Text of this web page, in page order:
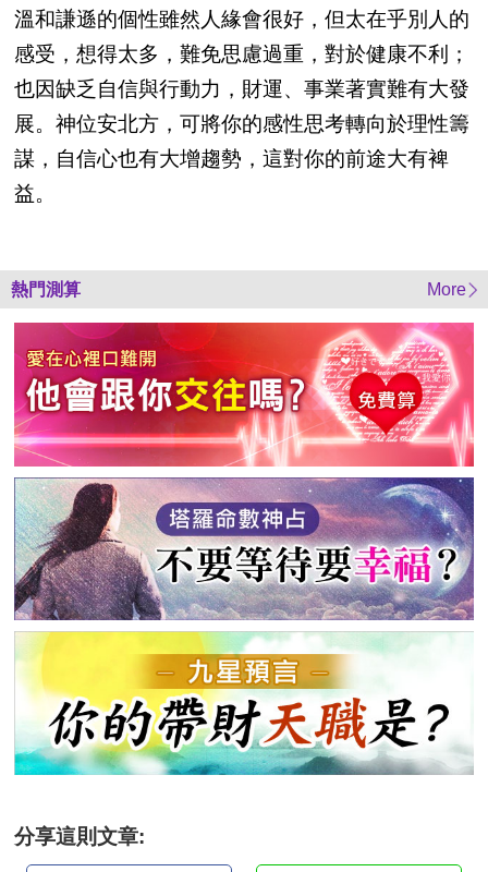
溫和謙遜的個性雖然人緣會很好，但太在乎別人的
感受，想得太多，難免思慮過重，對於健康不利；
也因缺乏自信與行動力，財運、事業著實難有大發
展。神位安北方，可將你的感性思考轉向於理性籌
謀，自信心也有大增趨勢，這對你的前途大有裨
益。
熱門測算 More
分享這則文章: